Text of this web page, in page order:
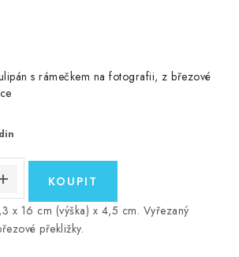
s rámečkem na fotografii, z březové
x 16 cm (výška) x 4,5 cm. Vyřezaný
překližky.